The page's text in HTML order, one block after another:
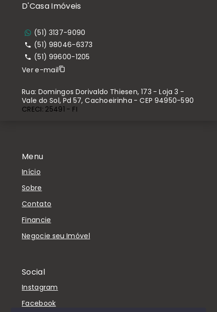
Menu
Início
Sobre
Contato
Financie
Negocie seu Imóvel
Social
Instagram
Facebook
D'Casa Imóveis
(51) 3137-9090
(51) 98046-6373
(51) 99600-1205
Ver e-mail
Rua: Domingos Dorivaldo Thiesen, 173 - Loja 3 -
Vale do Sol, Pd 57, Cachoeirinha - CEP 94950-590
CRECI: 25491 - FI